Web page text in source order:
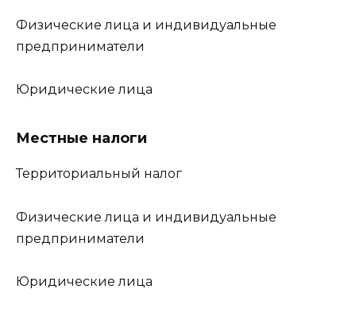
Физические лица и индивидуальные
предприниматели
Юридические лица
Местные налоги
Территориальный налог
Физические лица и индивидуальные
предприниматели
Юридические лица